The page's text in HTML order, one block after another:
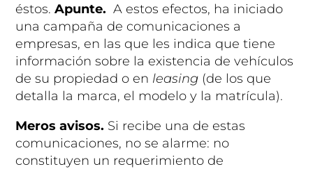
éstos.Apunte. A estos efectos, ha iniciado
una campaña de comunicaciones a
empresas, en las que les indica que tiene
información sobre la existencia de vehículos
de su propiedad o en leasing (de los que
detalla la marca, el modelo y la matrícula).
Meros avisos. Si recibe una de estas
comunicaciones, no se alarme: no
constituyen un requerimiento de